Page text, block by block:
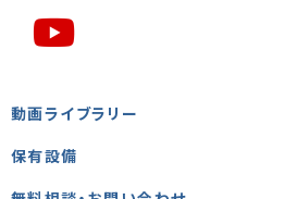
動画ライブラリー
保有設備